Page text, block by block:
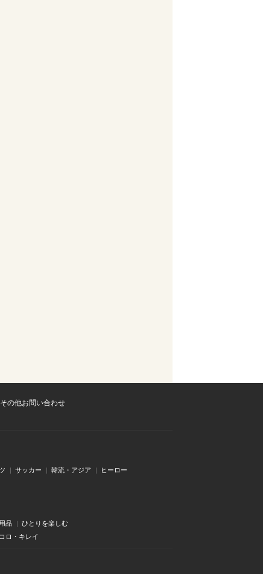
の他お問い合わせ
サッカー 韓流・アジア ヒーロー
品 ひとりを楽しむ
ロ・キレイ